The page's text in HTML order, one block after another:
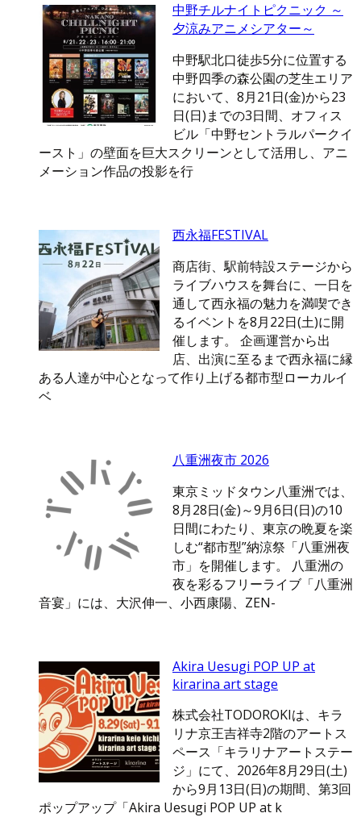
中野チルナイトピクニック ～
夕涼みアニメシアター～
中野駅北口徒歩5分に位置する
中野四季の森公園の芝生エリア
において、8月21日(金)から23
日(日)までの3日間、オフィス
ビル「中野セントラルパークイ
ースト」の壁面を巨大スクリーンとして活用し、アニ
メーション作品の投影を行
西永福FESTIVAL
商店街、駅前特設ステージから
ライブハウスを舞台に、一日を
通して西永福の魅力を満喫でき
るイベントを8月22日(土)に開
催します。 企画運営から出
店、出演に至るまで西永福に縁
ある人達が中心となって作り上げる都市型ローカルイ
ベ
八重洲夜市 2026
東京ミッドタウン八重洲では、
8月28日(金)～9月6日(日)の10
日間にわたり、東京の晩夏を楽
しむ“都市型”納涼祭「八重洲夜
市」を開催します。 八重洲の
夜を彩るフリーライブ「八重洲
音宴」には、大沢伸一、小西康陽、ZEN-
Akira Uesugi POP UP at
kirarina art stage
株式会社TODOROKIは、キラ
リナ京王吉祥寺2階のアートス
ペース「キラリナアートステー
ジ」にて、2026年8月29日(土)
から9月13日(日)の期間、第3回
ポップアップ「Akira Uesugi POP UP at k